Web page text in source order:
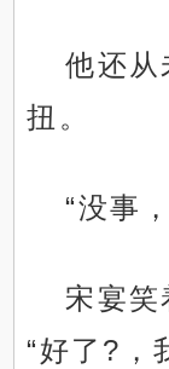
他还从
扭。
“没事
宋宴笑
“好了?，